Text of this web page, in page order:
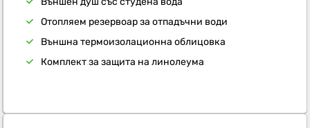
Отопляем резервоар за отпадъчни води
Външна термоизолационна облицовка
Комплект за защита на линолеума